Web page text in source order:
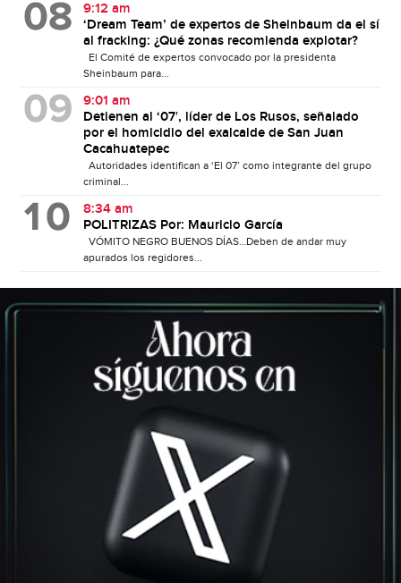
9:12 am
‘Dream Team’ de expertos de Sheinbaum da el sí
al fracking: ¿Qué zonas recomienda explotar?
El Comité de expertos convocado por la presidenta
Sheinbaum para...
9:01 am
Detienen al ‘07′, líder de Los Rusos, señalado
por el homicidio del exalcalde de San Juan
Cacahuatepec
Autoridades identifican a ‘El 07’ como integrante del grupo
criminal...
8:34 am
POLITRIZAS Por: Mauricio García
VÓMITO NEGRO BUENOS DÍAS…Deben de andar muy
apurados los regidores...